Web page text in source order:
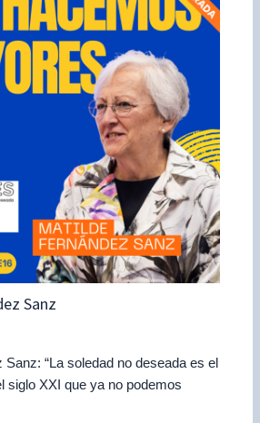
Sanz
Sanz: “La soledad no deseada es el
siglo XXI que ya no podemos